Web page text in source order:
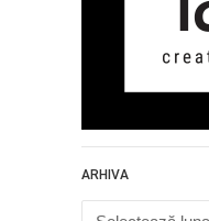
ARHIVA
Arhiva